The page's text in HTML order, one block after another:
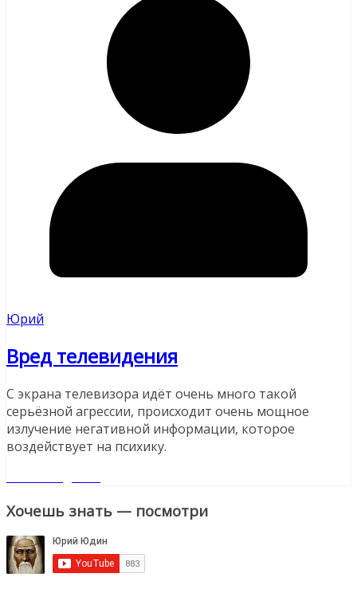
Юрий
Вред телевидения
С экрана телевизора идёт очень много такой
серьёзной агрессии, происходит очень мощное
излучение негативной информации, которое
воздействует на психику.
Хочешь знать — посмотри